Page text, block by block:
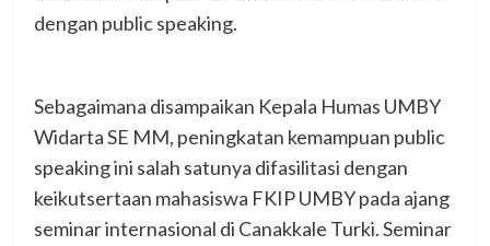
dengan public speaking.
Sebagaimana disampaikan Kepala Humas UMBY
Widarta SE MM, peningkatan kemampuan public
speaking ini salah satunya difasilitasi dengan
keikutsertaan mahasiswa FKIP UMBY pada ajang
seminar internasional di Canakkale Turki. Seminar